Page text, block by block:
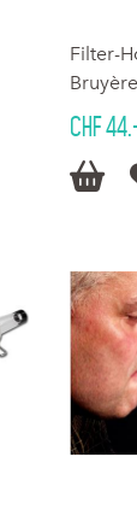
Filter-
CHF
